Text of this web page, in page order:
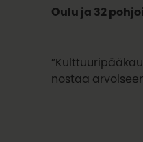
Oulu ja 32
nostaa